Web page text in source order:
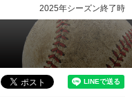
2025年シーズン終了時